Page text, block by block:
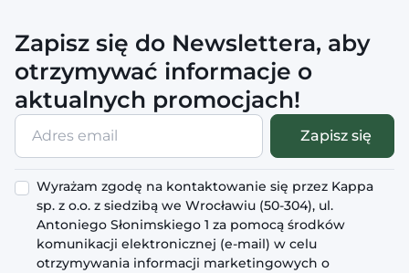
Zapisz się do Newslettera, aby
otrzymywać informacje o
aktualnych promocjach!
Adres
email
Zapisz się
Wyrażam zgodę na kontaktowanie się przez Kappa
sp. z o.o. z siedzibą we Wrocławiu (50-304), ul.
Antoniego Słonimskiego 1 za pomocą środków
komunikacji elektronicznej (e-mail) w celu
otrzymywania informacji marketingowych o